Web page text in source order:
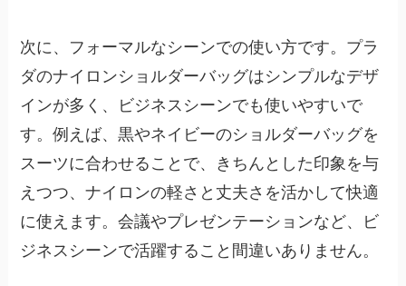
次に、フォーマルなシーンでの使い方です。プラ
ダのナイロンショルダーバッグはシンプルなデザ
インが多く、ビジネスシーンでも使いやすいで
す。例えば、黒やネイビーのショルダーバッグを
スーツに合わせることで、きちんとした印象を与
えつつ、ナイロンの軽さと丈夫さを活かして快適
に使えます。会議やプレゼンテーションなど、ビ
ジネスシーンで活躍すること間違いありません。